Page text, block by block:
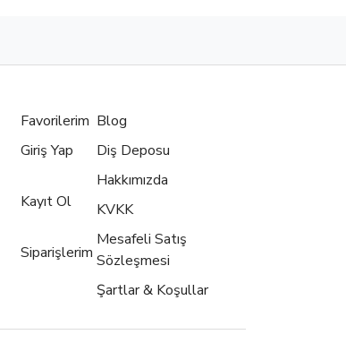
Favorilerim
Giriş Yap
Kayıt Ol
Siparişlerim
Blog
Diş Deposu
Hakkımızda
KVKK
Mesafeli Satış
Sözleşmesi
Şartlar & Koşullar